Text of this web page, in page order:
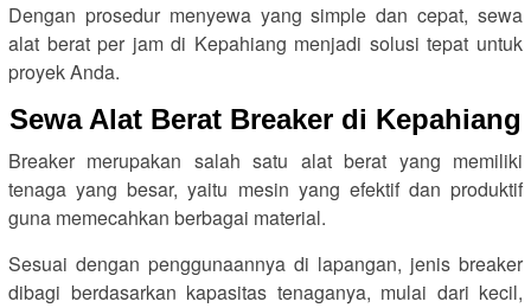
Dengan prosedur menyewa yang simple dan cepat, sewa
alat berat per jam di Kepahiang menjadi solusi tepat untuk
proyek Anda.
Sewa Alat Berat Breaker di Kepahiang
Breaker merupakan salah satu alat berat yang memiliki
tenaga yang besar, yaitu mesin yang efektif dan produktif
guna memecahkan berbagai material.
Sesuai dengan penggunaannya di lapangan, jenis breaker
dibagi berdasarkan kapasitas tenaganya, mulai dari kecil,